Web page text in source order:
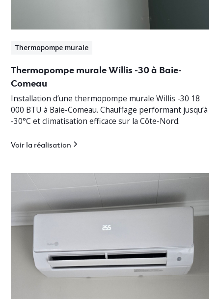
Thermopompe murale
Thermopompe murale Willis -30 à Baie-
Comeau
Installation d’une thermopompe murale Willis -30 18
000 BTU à Baie-Comeau. Chauffage performant jusqu’à
-30°C et climatisation efficace sur la Côte-Nord.
Voir la réalisation